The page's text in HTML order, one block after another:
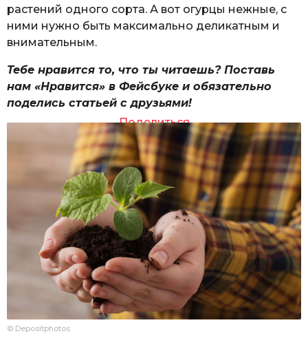
растений одного сорта. А вот огурцы нежные, с
ними нужно быть максимально деликатным и
внимательным.
Тебе нравится то, что ты читаешь? Поставь
нам «Нравится» в Фейсбуке и обязательно
поделись статьей с друзьями!
Поделиться
© Depositphotos